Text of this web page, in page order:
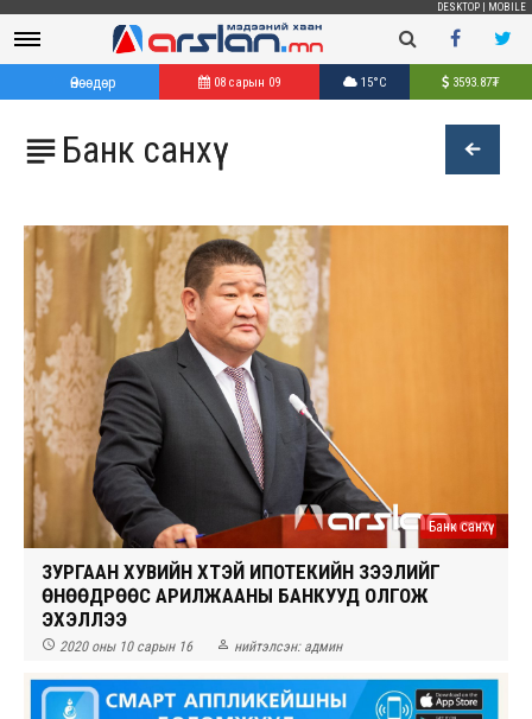
DESKTOP MOBILE
Өнөөдөр 08 сарын 09 15°C 3593.87₮
 Банк санхүү
Банк санхүү
ЗУРГААН ХУВИЙН ХҮҮТЭЙ ИПОТЕКИЙН ЗЭЭЛИЙГ
ӨНӨӨДРӨӨС АРИЛЖААНЫ БАНКУУД ОЛГОЖ
ЭХЭЛЛЭЭ
 2020 оны 10 сарын 16  нийтэлсэн: админ